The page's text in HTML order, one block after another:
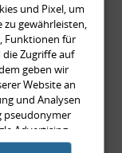
mit
Ecken,
89,
+
€
und Pixel, um
gewährleisten,
Funktionen für
Zugriffe auf
geben wir
Website an
und Analysen
pseudonymer
Advertising
mit